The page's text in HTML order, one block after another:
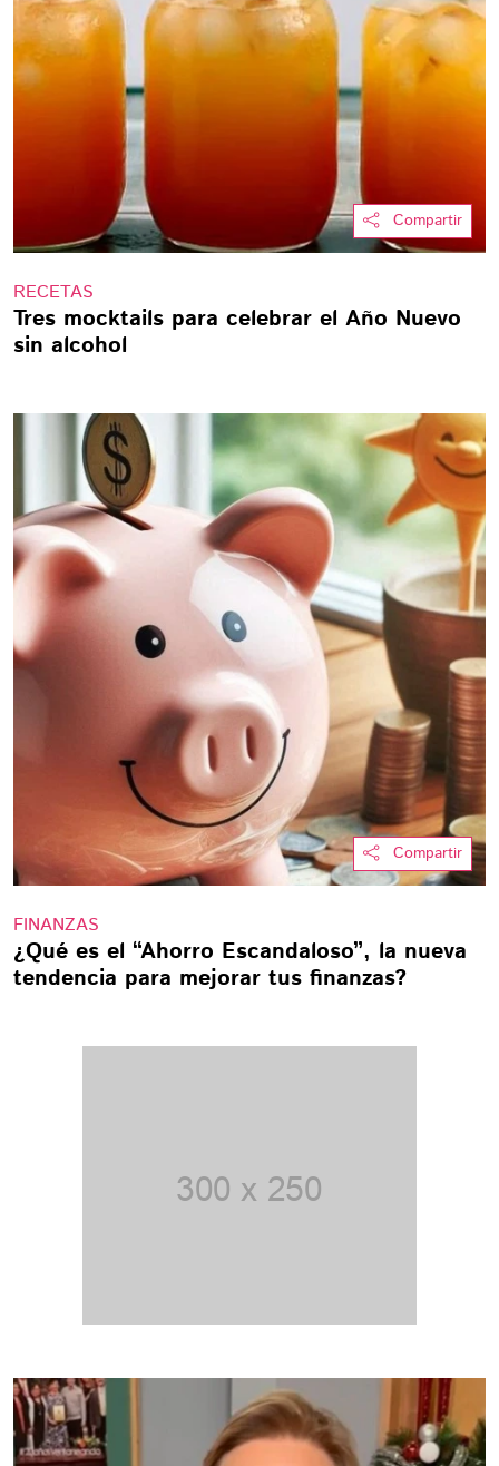
Compartir
RECETAS
Tres mocktails para celebrar el Año Nuevo
sin alcohol
Compartir
FINANZAS
¿Qué es el “Ahorro Escandaloso”, la nueva
tendencia para mejorar tus finanzas?